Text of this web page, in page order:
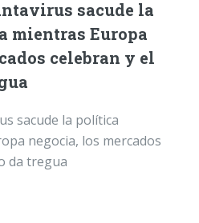
sacude la
mientras Europa
celebran y el
sacude la política
negocia, los mercados
da tregua